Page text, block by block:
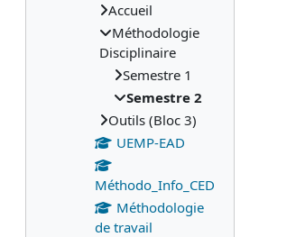
Accueil
Méthodologie
Disciplinaire
Semestre 1
Semestre 2
Outils (Bloc 3)
UEMP-EAD
Méthodo_Info_CED
Méthodologie
de travail